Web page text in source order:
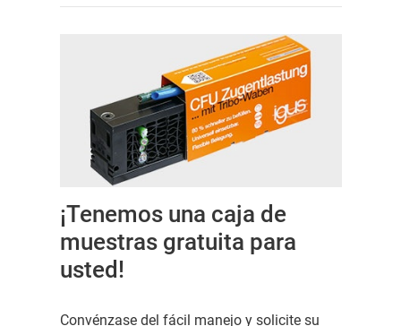
¡Tenemos una caja de
muestras gratuita para
usted!
Convénzase del fácil manejo y solicite su